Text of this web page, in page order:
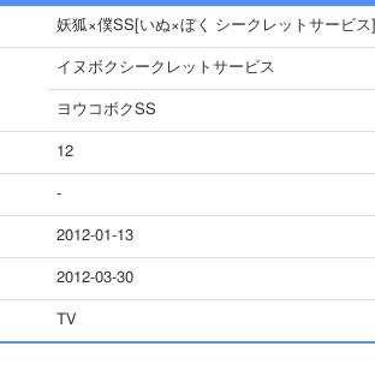
妖狐×僕SS[いぬ×ぼく シークレットサービス]
イヌボクシークレットサービス
ヨウコボクSS
12
-
2012-01-13
2012-03-30
TV